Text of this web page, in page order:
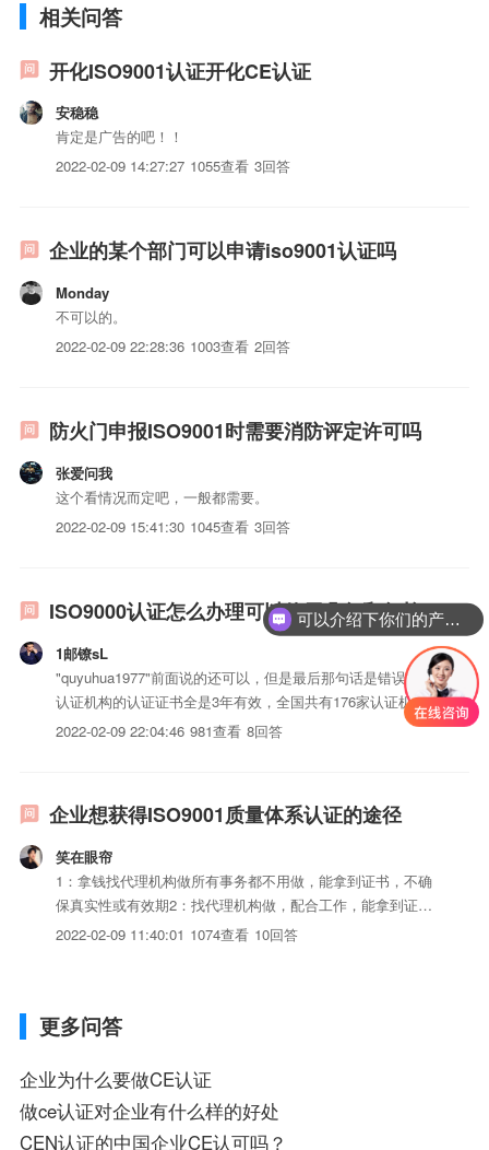
相关问答
开化ISO9001认证开化CE认证
安稳稳
肯定是广告的吧！！
2022-02-09 14:27:27 1055查看 3回答
企业的某个部门可以申请iso9001认证吗
Monday
不可以的。
2022-02-09 22:28:36 1003查看 2回答
防火门申报ISO9001时需要消防评定许可吗
张爱问我
这个看情况而定吧，一般都需要。
2022-02-09 15:41:30 1045查看 3回答
ISO9000认证怎么办理可以使用几年和年检
1邮镣sL
"quyuhua1977"前面说的还可以，但是最后那句话是错误的，
认证机构的认证证书全是3年有效，全国共有176家认证机构，
没有那家敢出终身有效的证书，你以为这是商业服务啊？（美
2022-02-09 22:04:46 981查看 8回答
企业想获得ISO9001质量体系认证的途径
笑在眼帘
1：拿钱找代理机构做所有事务都不用做，能拿到证书，不确
保真实性或有效期2：找代理机构做，配合工作，能拿到证
书，不能确保企业按照体系正常运作。3：找代理机构，配合
2022-02-09 11:40:01 1074查看 10回答
更多问答
企业为什么要做CE认证
做ce认证对企业有什么样的好处
CEN认证的中国企业CE认可吗？
可以介绍下你们的产品么？